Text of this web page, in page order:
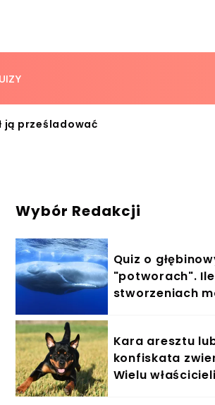
ją prześladować
Wybór Redakcji
Quiz o
"potworach".
stworzeniach
Kara aresztu
konfiskata
Wielu